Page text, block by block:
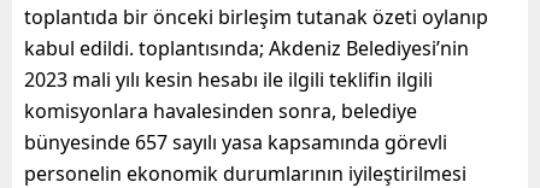
toplantıda bir önceki birleşim tutanak özeti oylanıp
kabul edildi. toplantısında; Akdeniz Belediyesi’nin
2023 mali yılı kesin hesabı ile ilgili teklifin ilgili
komisyonlara havalesinden sonra, belediye
bünyesinde 657 sayılı yasa kapsamında görevli
personelin ekonomik durumlarının iyileştirilmesi